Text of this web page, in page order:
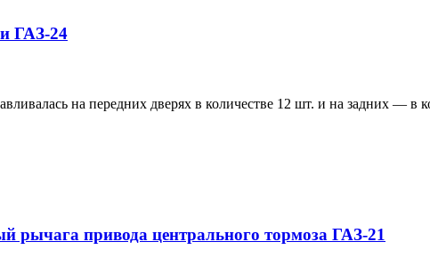
ГАЗ-24
на передних дверях в количестве 12 шт. и на задних — в
рычага привода центрального тормоза ГАЗ-21